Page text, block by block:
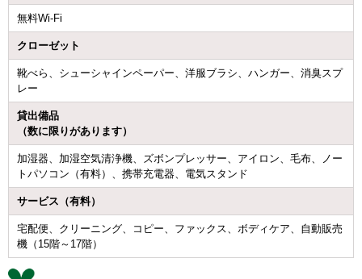
無料Wi-Fi
クローゼット
靴べら、シューシャインペーパー、洋服ブラシ、ハンガー、消臭スプ
レー
貸出備品
（数に限りがあります）
加湿器、加湿空気清浄機、ズボンプレッサー、アイロン、毛布、ノー
トパソコン（有料）、携帯充電器、電気スタンド
サービス（有料）
宅配便、クリーニング、コピー、ファックス、ボディケア、自動販売
機（15階～17階）